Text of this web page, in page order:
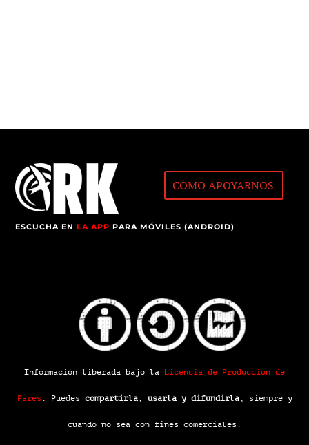
CÓMO APOYARNOS
ESCUCHA ENLA APP PARA MÓVILES (ANDROID)
Información liberada bajo la Licencia de Producción de
Pares. Puedes compartirla, usarla y difundirla, siempre y
cuando no sea con fines comerciales